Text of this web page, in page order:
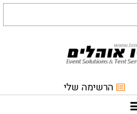
הרשימה שלי